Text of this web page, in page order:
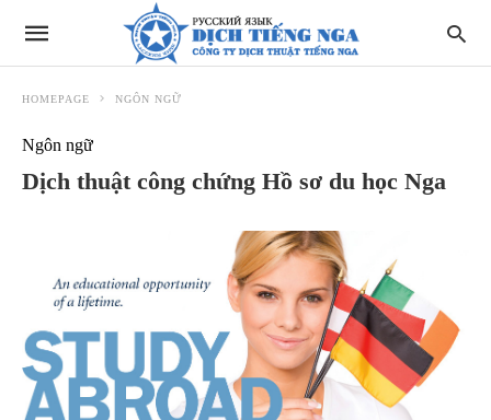
HOMEPAGE NGÔN NGỮ
Ngôn ngữ
Dịch thuật công chứng Hồ sơ du học Nga